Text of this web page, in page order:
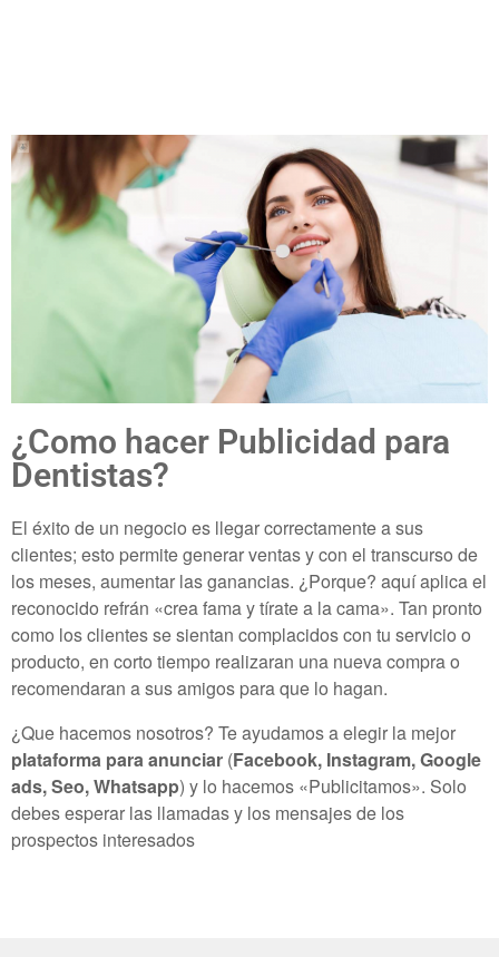
¿Como hacer Publicidad para
Dentistas?
El éxito de un negocio es llegar correctamente a sus
clientes; esto permite generar ventas y con el transcurso de
los meses, aumentar las ganancias. ¿Porque? aquí aplica el
reconocido refrán «crea fama y tírate a la cama». Tan pronto
como los clientes se sientan complacidos con tu servicio o
producto, en corto tiempo realizaran una nueva compra o
recomendaran a sus amigos para que lo hagan.
¿Que hacemos nosotros? Te ayudamos a elegir la mejor
plataforma para anunciar (Facebook, Instagram, Google
ads, Seo, Whatsapp) y lo hacemos «Publicitamos». Solo
debes esperar las llamadas y los mensajes de los
prospectos interesados